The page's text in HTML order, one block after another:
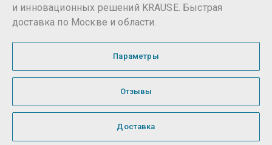
и инновационных решений KRAUSE. Быстрая
доставка по Москве и области.
Параметры
Отзывы
Доставка